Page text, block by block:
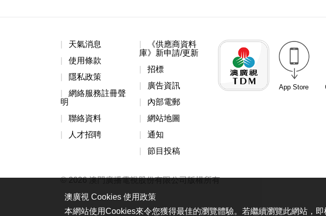
天氣消息
使用條款
隱私政策
網絡服務註冊聲
明
聯絡資料
人才招聘
《供應商資料
庫》新申請/更新
招標
廣告資訊
內部電郵
網站地圖
通知
節目投稿
App Store
© 2026 澳門廣播電視股份有限公司版權所有
澳廣視 Cookies 使用政策
本網站使用Cookies來令您獲得最佳的瀏覽體驗。若繼續瀏覽此網站，